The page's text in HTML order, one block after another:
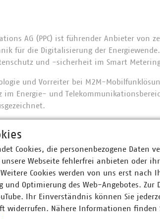
AG (PPC) ist führender Anbieter von
für die Digitalisierung der
und -sicherheit im Smart
und Vorreiter bei M2M-
im Energie- und
AG
Cookies, die personenbezogene Daten
Webseite fehlerfrei anbieten oder
Cookies werden von uns erst nach
und Optimierung des Web-Angebotes. Zur
Ihr Einverständnis können Sie
widerrufen. Nähere Informationen finden